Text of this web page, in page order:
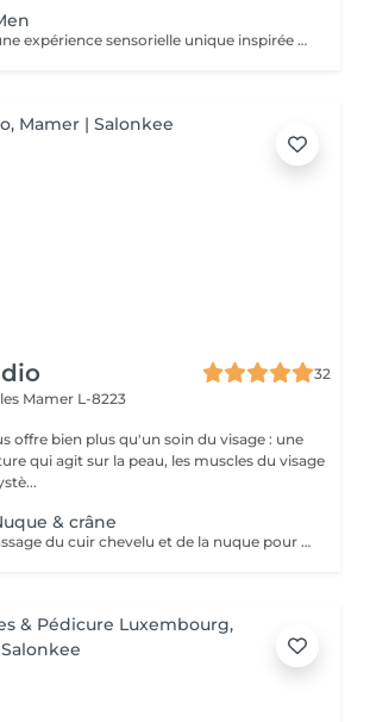
Messieurs, vivez une expérience sensorielle unique inspirée des traditions anciennes japonaises dédiées au soin du corps et à l'apaisement de l'esprit adapté à votre peau. Le Head Spa combine soin des cheveux et du visage pour améliorer la revitalisation du cuir chevelu tout en favorisant la réduction du stress et la relaxation générale: - Soin du visage (nettoyage, massage, masque et/ou soin de la barbe) - Massage manuel des épaules, de la nuque et du cuir chevelu à l'huile précieuse et utilisation de différents outils - Fontaine d'eau chaude - Shampoing - Sérum capillaire - Séchage des cheveux
32
Mamer L-8223
offre bien plus qu'un soin du visage : une
qui agit sur la peau, les muscles du visage
& crâne
Découvrez ce massage du cuir chevelu et de la nuque pour chasser les tensions physiques et mentales, combattre la fatigue et le stress. Modelage manuel du cuir chevelu sans huile, travail lent des muscles du cou, de la nuque sur-sollicités au quotidien. Les zones sensibles et tendues du crâne sont travaillés avec des techniques d'acupression et des instruments en pierre semi précieuse chauds afin de relaxer à la fois le corps et l'esprit et s'ancrer dans le moment présent. Réel lâcher prise en quelques instants. Les signes de fatigue sont estompés, le visage est parfaitement détendu.